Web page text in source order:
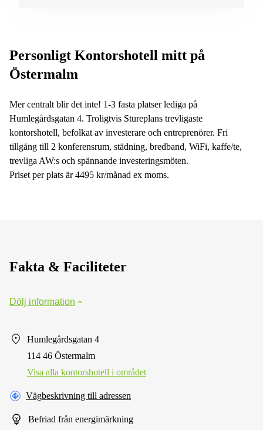
Personligt Kontorshotell mitt på
Östermalm
Mer centralt blir det inte! 1-3 fasta platser lediga på
Humlegårdsgatan 4. Troligtvis Stureplans trevligaste
kontorshotell, befolkat av investerare och entreprenörer. Fri
tillgång till 2 konferensrum, städning, bredband, WiFi, kaffe/te,
trevliga AW:s och spännande investeringsmöten.
Priset per plats är 4495 kr/månad ex moms.
Fakta & Faciliteter
Dölj information
Humlegårdsgatan 4
114 46 Östermalm
Visa alla kontorshotell i området
Vägbeskrivning till adressen
Befriad från energimärkning